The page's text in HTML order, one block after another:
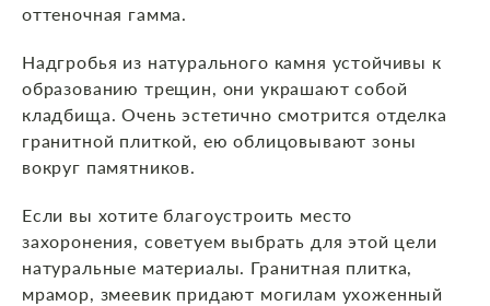
оттеночная гамма.
Надгробья из натурального камня устойчивы к
образованию трещин, они украшают собой
кладбища. Очень эстетично смотрится отделка
гранитной плиткой, ею облицовывают зоны
вокруг памятников.
Если вы хотите благоустроить место
захоронения, советуем выбрать для этой цели
натуральные материалы. Гранитная плитка,
мрамор, змеевик придают могилам ухоженный